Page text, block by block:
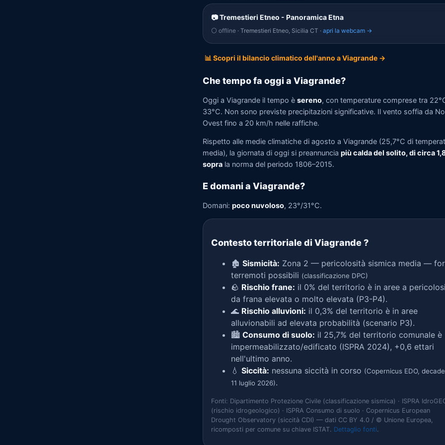
📷 Tremestieri Etneo - Panoramica Etna
⚪ offline · Tremestieri Etneo, Sicilia CT · apri la webcam →
📊 Scopri il bilancio climatico dell'anno a Viagrande →
Che tempo fa oggi a Viagrande?
Oggi a Viagrande il tempo è sereno, con temperature comprese tra
33°C. Non sono previste precipitazioni significative. Il vento soffia da
Ovest fino a 20 km/h nelle raffiche.
Rispetto alle medie climatiche di agosto a Viagrande (25,7°C di
media), la giornata di oggi si preannuncia più calda del solito, di circa
sopra la norma del periodo 1806–2015.
E domani a Viagrande?
Domani: poco nuvoloso, 23°/31°C.
Contesto territoriale di Viagrande?
🏚️ Sismicità: Zona 2 — pericolosità sismica media —
terremoti possibili (classificazione DPC)
🪨 Rischio frane: il 0% del territorio è in aree a
da frana elevata o molto elevata (P3-P4).
🌊 Rischio alluvioni: il 0,3% del territorio è in aree
alluvionabili ad elevata probabilità (scenario P3).
🏙️ Consumo di suolo: il 25,7% del territorio comunale è
impermeabilizzato/edificato (ISPRA 2024), +0,6 ettari
nell'ultimo anno.
💧 Siccità: nessuna siccità in corso (Copernicus EDO,
11 luglio 2026).
Fonti: Dipartimento Protezione Civile (classificazione sismica) · ISPRA
(rischio idrogeologico) · ISPRA Consumo di suolo · Copernicus European
Drought Observatory (siccità CDI) — dati CC BY 4.0 / © Unione Europea,
ricomposti per comune su chiave ISTAT. Dettaglio fonti.